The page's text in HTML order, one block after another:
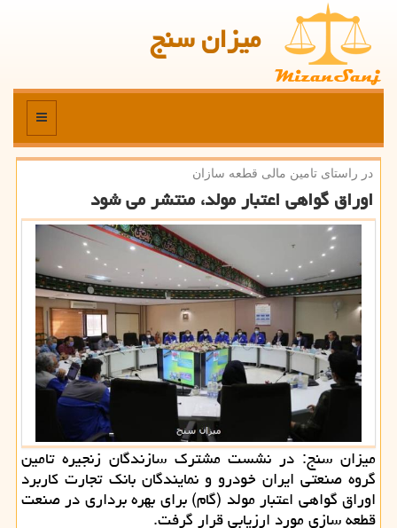
میزان سنج
منو
در راستای تامین مالی قطعه سازان
اوراق گواهی اعتبار مولد، منتشر می شود
میزان سنج: در نشست مشترك سازندگان زنجیره تامین
گروه صنعتی ایران خودرو و نمایندگان بانك تجارت كاربرد
اوراق گواهی اعتبار مولد (گام) برای بهره برداری در صنعت
قطعه سازی مورد ارزیابی قرار گرفت.